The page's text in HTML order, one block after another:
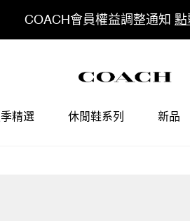
COACH會員權益調整通知
精選 休閒鞋系列 新品